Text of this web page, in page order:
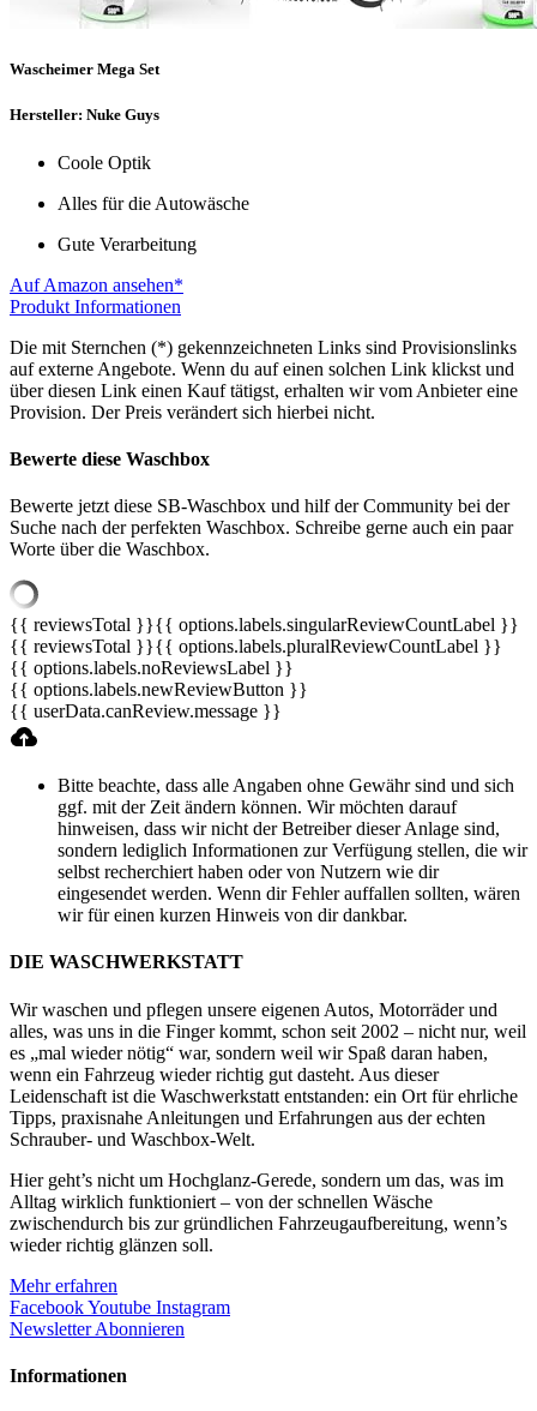
Wascheimer Mega Set
Hersteller: Nuke Guys
Coole Optik
Alles für die Autowäsche
Gute Verarbeitung
Auf Amazon ansehen*
Produkt Informationen
Die mit Sternchen (*) gekennzeichneten Links sind Provisionslinks
auf externe Angebote. Wenn du auf einen solchen Link klickst und
über diesen Link einen Kauf tätigst, erhalten wir vom Anbieter eine
Provision. Der Preis verändert sich hierbei nicht.
Bewerte diese Waschbox
Bewerte jetzt diese SB-Waschbox und hilf der Community bei der
Suche nach der perfekten Waschbox. Schreibe gerne auch ein paar
Worte über die Waschbox.
{{ reviewsTotal }}{{ options.labels.singularReviewCountLabel }}
{{ reviewsTotal }}{{ options.labels.pluralReviewCountLabel }}
{{ options.labels.noReviewsLabel }}
{{ options.labels.newReviewButton }}
{{ userData.canReview.message }}
Bitte beachte, dass alle Angaben ohne Gewähr sind und sich
ggf. mit der Zeit ändern können. Wir möchten darauf
hinweisen, dass wir nicht der Betreiber dieser Anlage sind,
sondern lediglich Informationen zur Verfügung stellen, die wir
selbst recherchiert haben oder von Nutzern wie dir
eingesendet werden. Wenn dir Fehler auffallen sollten, wären
wir für einen kurzen Hinweis von dir dankbar.
DIE WASCHWERKSTATT
Wir waschen und pflegen unsere eigenen Autos, Motorräder und
alles, was uns in die Finger kommt, schon seit 2002 – nicht nur, weil
es „mal wieder nötig“ war, sondern weil wir Spaß daran haben,
wenn ein Fahrzeug wieder richtig gut dasteht. Aus dieser
Leidenschaft ist die Waschwerkstatt entstanden: ein Ort für ehrliche
Tipps, praxisnahe Anleitungen und Erfahrungen aus der echten
Schrauber- und Waschbox-Welt.
Hier geht’s nicht um Hochglanz-Gerede, sondern um das, was im
Alltag wirklich funktioniert – von der schnellen Wäsche
zwischendurch bis zur gründlichen Fahrzeugaufbereitung, wenn’s
wieder richtig glänzen soll.
Mehr erfahren
FacebookYoutube Instagram
Newsletter Abonnieren
Informationen